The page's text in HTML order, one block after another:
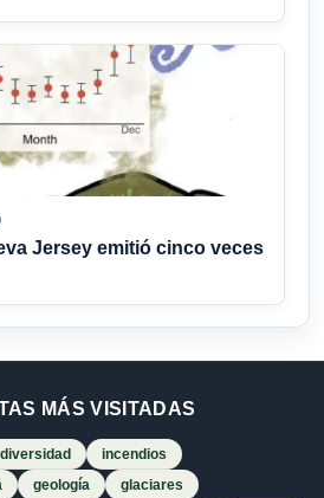
Jersey emitió cinco veces
MÁS VISITADAS
incendios
geología
glaciares